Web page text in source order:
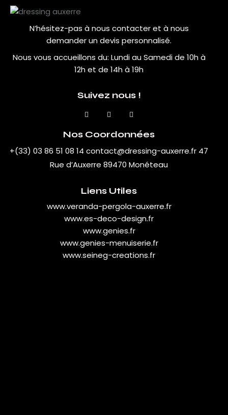
N’hésitez-pas à nous contacter et à nous
demander un devis personnalisé.
Nous vous accueillons du: Lundi au Samedi de 10h à
12h et de 14h à 19h
Suivez nous !
Nos Coordonnées
+(33) 03 86 51 08 14 contact@dressing-auxerre.fr 47
Rue d’Auxerre 89470 Monéteau
Liens Utiles
www.veranda-pergola-auxerre.fr
www.es-deco-design.fr
www.genies.fr
www.genies-menuiserie.fr
www.seineg-creations.fr